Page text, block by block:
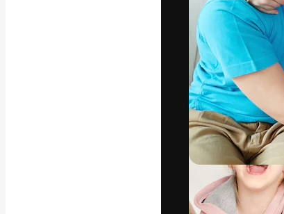
Copyright